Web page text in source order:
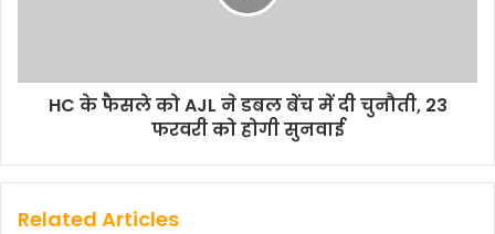
HC के फैसले को AJL ने डबल बेंच में दी चुनौती, 23
फरवरी को होगी सुनवाई
Related Articles